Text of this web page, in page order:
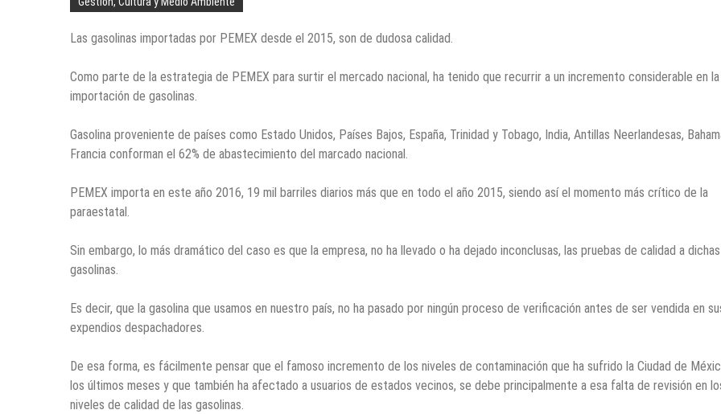
Las gasolinas importadas por PEMEX desde el 2015, son de dudosa calidad.
Como parte de la estrategia de PEMEX para surtir el mercado nacional, ha tenido que recurrir a un incremento considerable en la
importación de gasolinas.
Gasolina proveniente de países como Estado Unidos, Países Bajos, España, Trinidad y Tobago, India, Antillas Neerlandesas,
Francia conforman el 62% de abastecimiento del marcado nacional.
PEMEX importa en este año 2016, 19 mil barriles diarios más que en todo el año 2015, siendo así el momento más crítico de la
paraestatal.
Sin embargo, lo más dramático del caso es que la empresa, no ha llevado o ha dejado inconclusas, las pruebas de calidad a dichas
gasolinas.
Es decir, que la gasolina que usamos en nuestro país, no ha pasado por ningún proceso de verificación antes de ser vendida en
expendios despachadores.
De esa forma, es fácilmente pensar que el famoso incremento de los niveles de contaminación que ha sufrido la Ciudad de
los últimos meses y que también ha afectado a usuarios de estados vecinos, se debe principalmente a esa falta de revisión en
niveles de calidad de las gasolinas.